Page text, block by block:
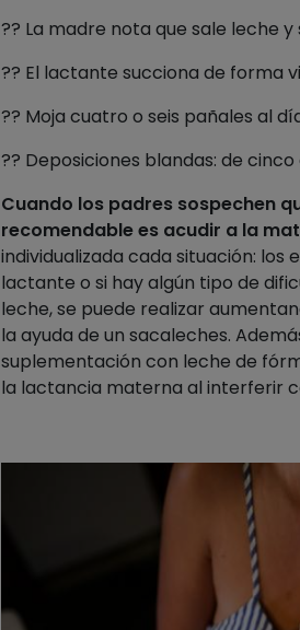
?? La madre nota que sale leche
?? El lactante succiona de forma
?? Moja cuatro o seis pañales al
?? Deposiciones blandas: de
Cuando los padres sospechen
recomendable es acudir a la
individualizada cada situación:
lactante o si hay algún tipo de
leche, se puede realizar
la ayuda de un sacaleches.
suplementación con leche de
la lactancia materna al interferir